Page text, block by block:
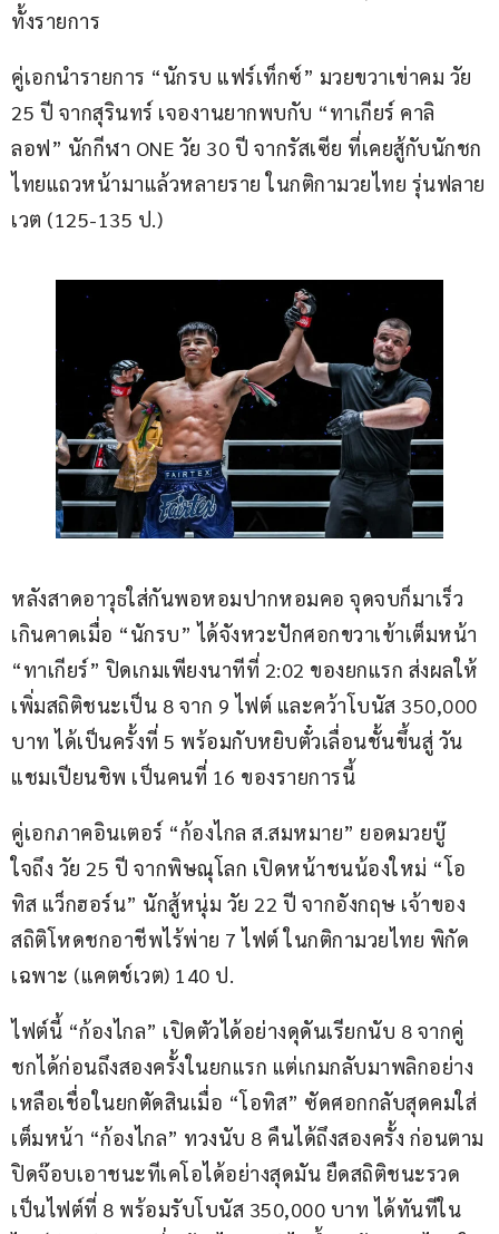
ทั้งรายการ
คู่เอกนำรายการ “นักรบ แฟร์เท็กซ์” มวยขวาเข่าคม วัย
25 ปี จากสุรินทร์ เจองานยากพบกับ “ทาเกียร์ คาลิ
ลอฟ” นักกีฬา ONE วัย 30 ปี จากรัสเซีย ที่เคยสู้กับนักชก
ไทยแถวหน้ามาแล้วหลายราย ในกติกามวยไทย รุ่นฟลาย
เวต (125-135 ป.)
หลังสาดอาวุธใส่กันพอหอมปากหอมคอ จุดจบก็มาเร็ว
เกินคาดเมื่อ “นักรบ” ได้จังหวะปักศอกขวาเข้าเต็มหน้า
“ทาเกียร์” ปิดเกมเพียงนาทีที่ 2:02 ของยกแรก ส่งผลให้
เพิ่มสถิติชนะเป็น 8 จาก 9 ไฟต์ และคว้าโบนัส 350,000
บาท ได้เป็นครั้งที่ 5 พร้อมกับหยิบตั๋วเลื่อนชั้นขึ้นสู่ วัน
แชมเปียนชิพ เป็นคนที่ 16 ของรายการนี้
คู่เอกภาคอินเตอร์ “ก้องไกล ส.สมหมาย” ยอดมวยบู๊
ใจถึง วัย 25 ปี จากพิษณุโลก เปิดหน้าชนน้องใหม่ “โอ
ทิส แว็กฮอร์น” นักสู้หนุ่ม วัย 22 ปี จากอังกฤษ เจ้าของ
สถิติโหดชกอาชีพไร้พ่าย 7 ไฟต์ ในกติกามวยไทย พิกัด
เฉพาะ (แคตช์เวต) 140 ป.
ไฟต์นี้ “ก้องไกล” เปิดตัวได้อย่างดุดันเรียกนับ 8 จากคู่
ชกได้ก่อนถึงสองครั้งในยกแรก แต่เกมกลับมาพลิกอย่าง
เหลือเชื่อในยกตัดสินเมื่อ “โอทิส” ซัดศอกกลับสุดคมใส่
เต็มหน้า “ก้องไกล” ทวงนับ 8 คืนได้ถึงสองครั้ง ก่อนตาม
ปิดจ๊อบเอาชนะทีเคโอได้อย่างสุดมัน ยืดสถิติชนะรวด
เป็นไฟต์ที่ 8 พร้อมรับโบนัส 350,000 บาท ได้ทันทีใน